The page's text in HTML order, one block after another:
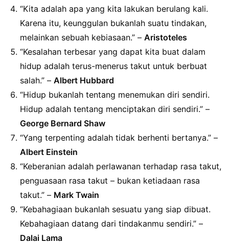
“Kita adalah apa yang kita lakukan berulang kali.
Karena itu, keunggulan bukanlah suatu tindakan,
melainkan sebuah kebiasaan.” – Aristoteles
“Kesalahan terbesar yang dapat kita buat dalam
hidup adalah terus-menerus takut untuk berbuat
salah.” – Albert Hubbard
“Hidup bukanlah tentang menemukan diri sendiri.
Hidup adalah tentang menciptakan diri sendiri.” –
George Bernard Shaw
“Yang terpenting adalah tidak berhenti bertanya.” –
Albert Einstein
“Keberanian adalah perlawanan terhadap rasa takut,
penguasaan rasa takut – bukan ketiadaan rasa
takut.” – Mark Twain
“Kebahagiaan bukanlah sesuatu yang siap dibuat.
Kebahagiaan datang dari tindakanmu sendiri.” –
Dalai Lama